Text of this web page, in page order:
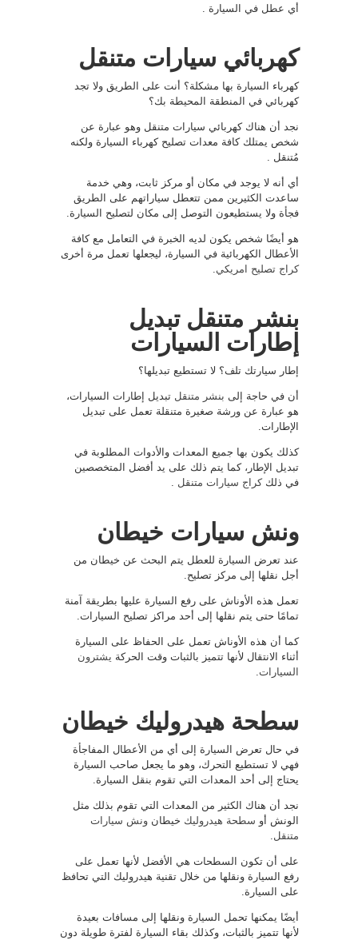
أي عطل في السيارة .
كهربائي سيارات متنقل
كهرباء السيارة بها مشكلة؟ أنت على الطريق ولا تجد
كهربائي في المنطقة المحيطة بك؟
نجد أن هناك كهربائي سيارات متنقل وهو عبارة عن
شخص يمتلك كافة معدات تصليح كهرباء السيارة ولكنه
مُتنقل .
أي أنه لا يوجد في مكان أو مركز ثابت، وهي خدمة
ساعدت الكثيرين ممن تتعطل سياراتهم على الطريق
فجأة ولا يستطيعون التوصل إلى مكان لتصليح السيارة.
هو أيضًا شخص يكون لديه الخبرة في التعامل مع كافة
الأعطال الكهربائية في السيارة، ليجعلها تعمل مرة أخرى
كراج تصليح امريكي
بنشر متنقل تبديل
إطارات السيارات
إطار سيارتك تلف؟ لا تستطيع تبديلها؟
أن في حاجة إلى بنشر متنقل تبديل إطارات السيارات،
هو عبارة عن ورشة صغيرة متنقلة تعمل على تبديل
الإطارات.
كذلك يكون بها جميع المعدات والأدوات المطلوبة في
تبديل الإطار، كما يتم ذلك على يد أفضل المتخصصين
في ذلككراج سيارات متنقل
ونش سيارات خيطان
عند تعرض السيارة للعطل يتم البحث عن خيطان من
أجل نقلها إلى مركز تصليح.
تعمل هذه الأوناش على رفع السيارة عليها بطريقة آمنة
تمامًا حتى يتم نقلها إلى أحد مراكز تصليح السيارات.
كما أن هذه الأوناش تعمل على الحفاظ على السيارة
أثناء الانتقال لأنها تتميز بالثبات وقت الحركة يشترون
السيارات
سطحة هيدروليك خيطان
في حال تعرض السيارة إلى أي من الأعطال المفاجأة
فهي لا تستطيع التحرك، وهو ما يجعل صاحب السيارة
يحتاج إلى أحد المعدات التي تقوم بنقل السيارة.
نجد أن هناك الكثير من المعدات التي تقوم بذلك مثل
الونش أو سطحة هيدروليك خيطان ونش سيارات
متنقل
على أن تكون السطحات هي الأفضل لأنها تعمل على
رفع السيارة ونقلها من خلال تقنية هيدروليك التي تحافظ
على السيارة.
أيضًا يمكنها تحمل السيارة ونقلها إلى مسافات بعيدة
لأنها تتميز بالثبات، وكذلك بقاء السيارة لفترة طويلة دون